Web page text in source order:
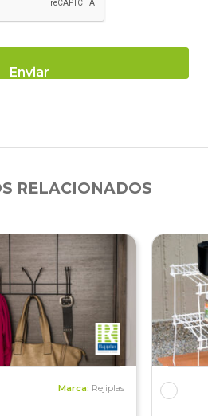
RELACIONADOS
Marca: Rejiplas